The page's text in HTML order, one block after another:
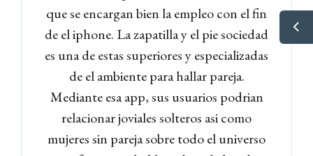
que se encargan bien la empleo con el fin
de el iphone. La zapatilla y el pie sociedad
es una de estas superiores y especializadas
de el ambiente para hallar pareja.
Mediante esa app, sus usuarios podrian
relacionar joviales solteros asi­ como
mujeres sin pareja sobre todo el universo